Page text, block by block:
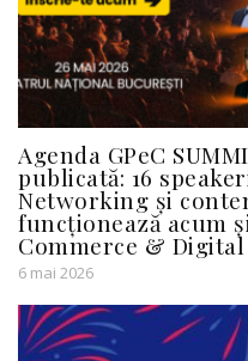
Agenda GPeC
publicată: 16
Networking și
funcționează acum
Commerce &
6 mai 2026